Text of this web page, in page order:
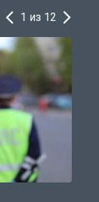
1 из 12